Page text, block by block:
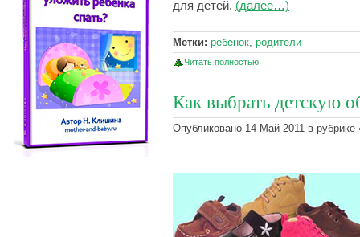
для детей. (далее…)
Метки: ребенок, родители
Читать полностью
Как выбрать детскую
Опубликовано 14 Май 2011 в рубрике